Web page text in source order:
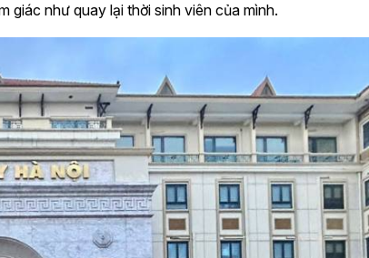
giác như quay lại thời sinh viên của mình.